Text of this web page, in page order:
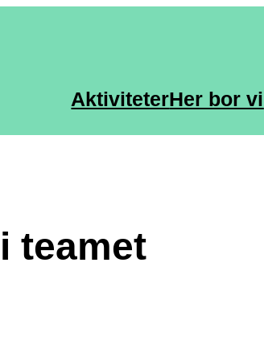
AktiviteterHer bor vi
teamet